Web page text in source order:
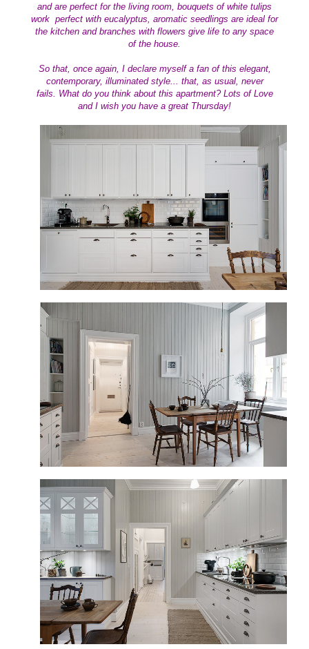
and are perfect for the living room, bouquets of white tulips
work perfect with eucalyptus, aromatic seedlings are ideal for
the kitchen and branches with flowers give life to any space
of the house.
So that, once again, I declare myself a fan of this elegant,
contemporary, illuminated style... that, as usual, never
fails. What do you think about this apartment? Lots of Love
and I wish you have a great Thursday!